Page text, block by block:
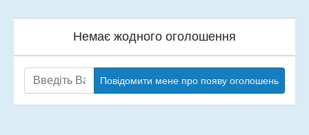
Немає жодного оголошення
Повідомити мене про появу оголошень